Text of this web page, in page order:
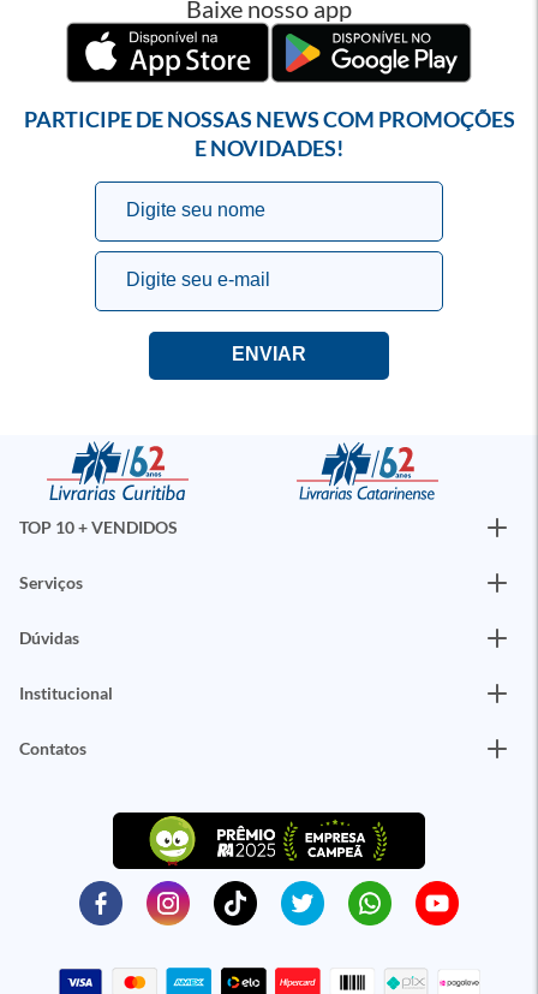
Baixe nosso app
PARTICIPE DE NOSSAS NEWS COM PROMOÇÕES
E NOVIDADES!
TOP 10 + VENDIDOS
Serviços
Dúvidas
Institucional
Contatos